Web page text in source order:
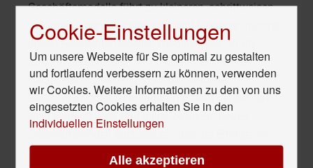
Geschäftsmodells führt zu kleineren, schrittweisen
Veränderungen. Durchbrüche sind hingegen nur mit
neuen Geschäftsmodellen möglich. Wer für die
Zukunft gerüstet sein will, muss einen wahren
Balanceakt schaffen. Es gilt das aktuelle
Geschäftsmodell zu erhalten, mit dem derzeit das
Geld verdient wird, und gleichzeitig ein neues
Geschäftsmodell aufzubauen, das die Erträge von
morgen sichert.
Cookie-Einstellungen
Um unsere Webseite für Sie optimal zu gestalten
und fortlaufend verbessern zu können, verwenden
wir Cookies. Weitere Informationen zu den von uns
eingesetzten Cookies erhalten Sie in den
individuellen Einstellungen
Alle akzeptieren